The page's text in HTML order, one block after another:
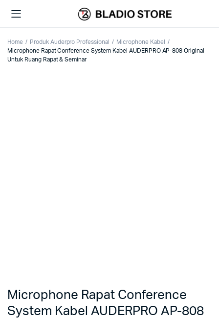
Home Produk Auderpro Professional
Microphone Kabel
Microphone Rapat Conference System Kabel AUDERPRO AP-808 Original
Untuk Ruang Rapat & Seminar
Microphone Rapat Conference
System Kabel AUDERPRO AP-808